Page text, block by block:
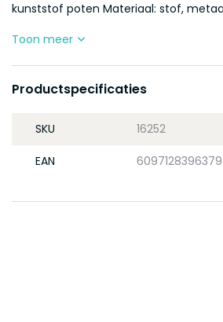
kunststof poten Materiaal: stof,
Toon meer
Productspecificaties
SKU 16252
EAN 6097128396379